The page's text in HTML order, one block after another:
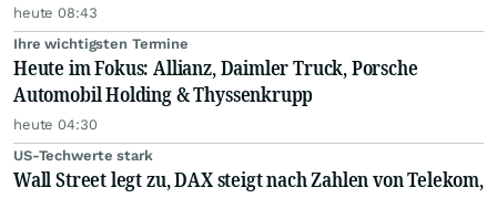
heute 08:43
Ihre wichtigsten Termine
Heute im Fokus: Allianz, Daimler Truck, Porsche
Automobil Holding & Thyssenkrupp
heute 04:30
US-Techwerte stark
Wall Street legt zu, DAX steigt nach Zahlen von Telekom,